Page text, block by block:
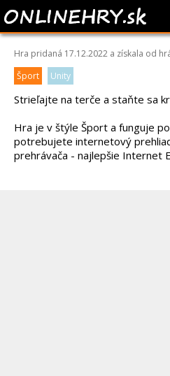
ARCHERY
Hra pridaná 17.12.2022 a získala od
Šport
Unity
Strieľajte na terče a staňte sa
Hra je v štýle Šport a funguje
potrebujete internetový
prehrávača - najlepšie Internet